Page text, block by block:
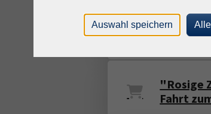
in den
"Rosige
Fahrt
Auswahl speichern